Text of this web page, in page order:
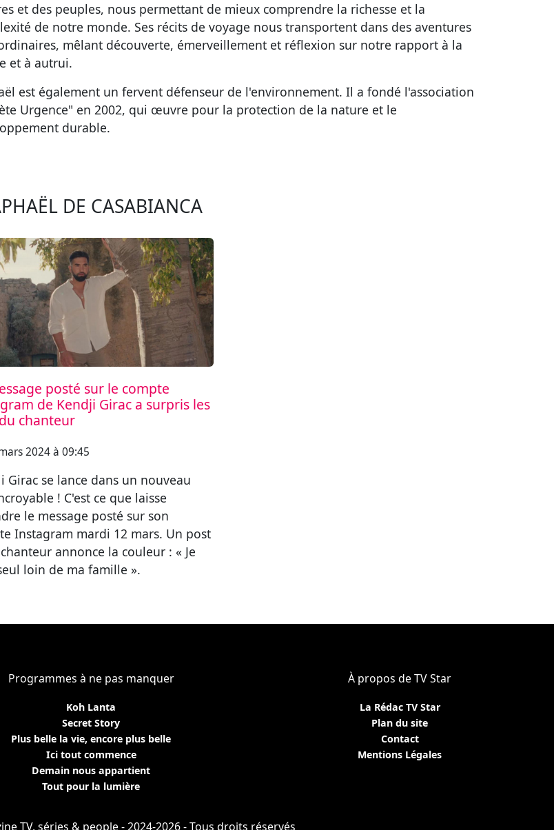
et des peuples, nous permettant de mieux comprendre la richesse et la
de notre monde. Ses récits de voyage nous transportent dans des aventures
mêlant découverte, émerveillement et réflexion sur notre rapport à la
et à autrui.
est également un fervent défenseur de l'environnement. Il a fondé l'association
Urgence" en 2002, qui œuvre pour la protection de la nature et le
durable.
DE CASABIANCA
posté sur le compte
de Kendji Girac a surpris les
chanteur
2024 à 09:45
Girac se lance dans un nouveau
! C'est ce que laisse
le message posté sur son
Instagram mardi 12 mars. Un post
annonce la couleur : « Je
loin de ma famille ».
Programmes à ne pas manquer
Koh Lanta
Secret Story
Plus belle la vie, encore plus belle
Ici tout commence
Demain nous appartient
Tout pour la lumière
À propos de TV Star
La Rédac TV Star
Plan du site
Contact
Mentions Légales
TV, séries & people - 2024-2026 - Tous droits réservés